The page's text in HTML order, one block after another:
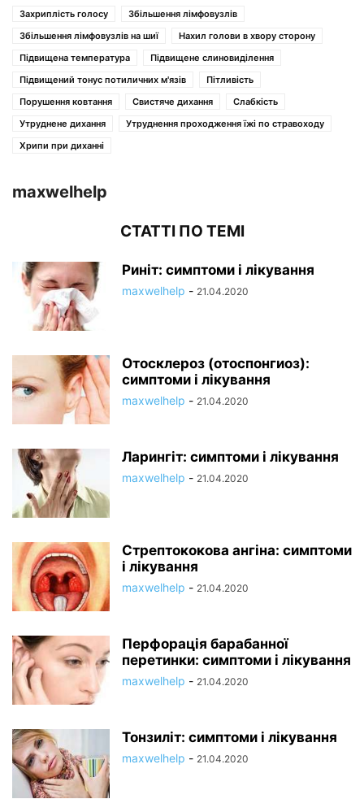
Захриплість голосу
Збільшення лімфовузлів
Збільшення лімфовузлів на шиї
Нахил голови в хвору сторону
Підвищена температура
Підвищене слиновиділення
Підвищений тонус потиличних м'язів
Пітливість
Порушення ковтання
Свистяче дихання
Слабкість
Утруднене дихання
Утруднення проходження їжі по стравоходу
Хрипи при диханні
maxwelhelp
СТАТТІ ПО ТЕМІ
Риніт: симптоми і лікування
maxwelhelp - 21.04.2020
Отосклероз (отоспонгиоз):
симптоми і лікування
maxwelhelp - 21.04.2020
Ларингіт: симптоми і лікування
maxwelhelp - 21.04.2020
Стрептококова ангіна: симптоми
і лікування
maxwelhelp - 21.04.2020
Перфорація барабанної
перетинки: симптоми і лікування
maxwelhelp - 21.04.2020
Тонзиліт: симптоми і лікування
maxwelhelp - 21.04.2020